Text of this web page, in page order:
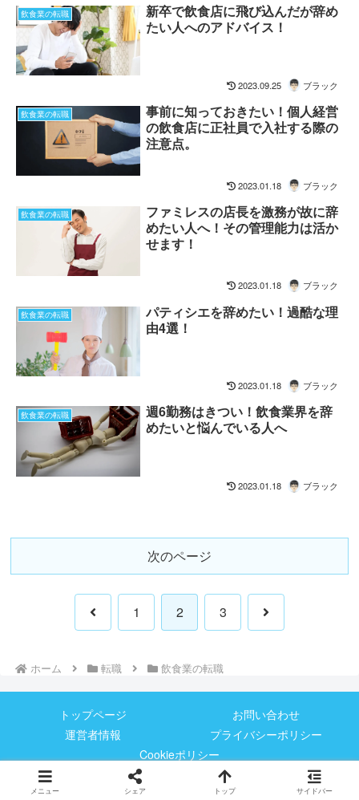
飲食業の転職
新卒で飲食店に飛び込んだが辞め
たい人へのアドバイス！
2023.09.25 ブラック
飲食業の転職
事前に知っておきたい！個人経営
の飲食店に正社員で入社する際の
注意点。
2023.01.18 ブラック
飲食業の転職
ファミレスの店長を激務が故に辞
めたい人へ！その管理能力は活か
せます！
2023.01.18 ブラック
飲食業の転職
パティシエを辞めたい！過酷な理
由4選！
2023.01.18 ブラック
飲食業の転職
週6勤務はきつい！飲食業界を辞
めたいと悩んでいる人へ
2023.01.18 ブラック
次のページ
前
1 2 3
次
ホーム 転職 飲食業の転職
トップページ
お問い合わせ
運営者情報
プライバシーポリシー
Cookieポリシー
© 2020-2026 転職のみちしるべ.
メニュー シェア トップ サイドバー